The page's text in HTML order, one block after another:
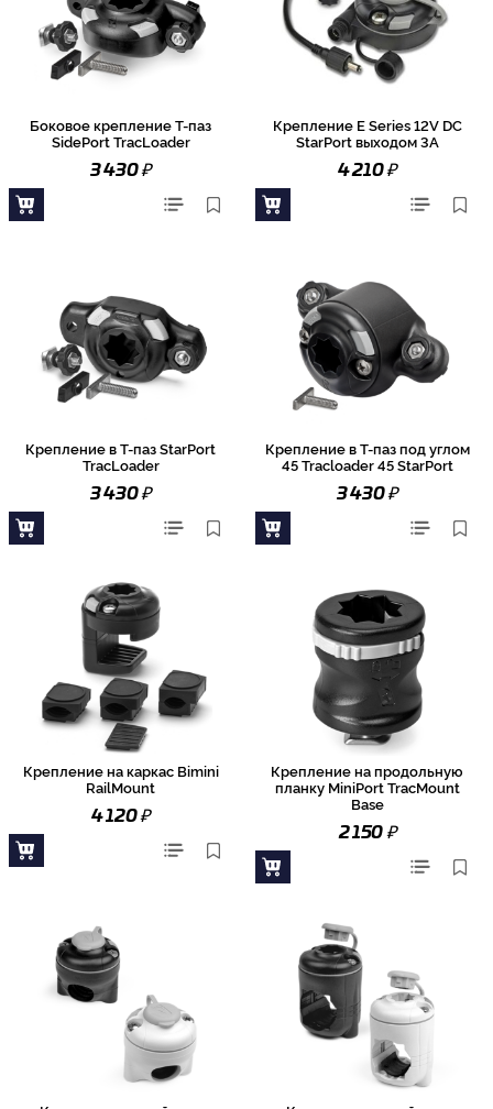
Боковое крепление Т-паз
SidePort TracLoader
3 430₽
Крепление E Series 12V DC
StarPort выходом 3А
4 210₽
Крепление в Т-паз StarPort
TracLoader
3 430₽
Крепление в Т-паз под углом
45 Tracloader 45 StarPort
3 430₽
Крепление на каркас Bimini
RailMount
4 120₽
Крепление на продольную
планку MiniPort TracMount
Base
2 150₽